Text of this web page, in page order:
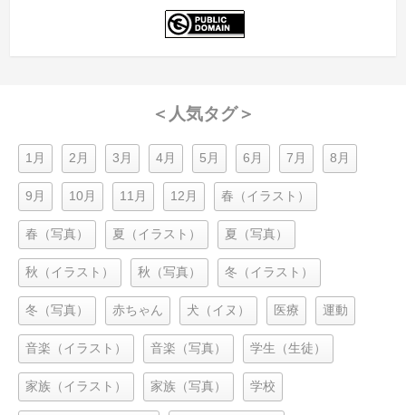
＜人気タグ＞
1月 2月 3月 4月 5月 6月 7月 8月
9月 10月 11月 12月 春（イラスト）
春（写真） 夏（イラスト） 夏（写真）
秋（イラスト） 秋（写真） 冬（イラスト）
冬（写真） 赤ちゃん 犬（イヌ） 医療 運動
音楽（イラスト） 音楽（写真） 学生（生徒）
家族（イラスト） 家族（写真） 学校